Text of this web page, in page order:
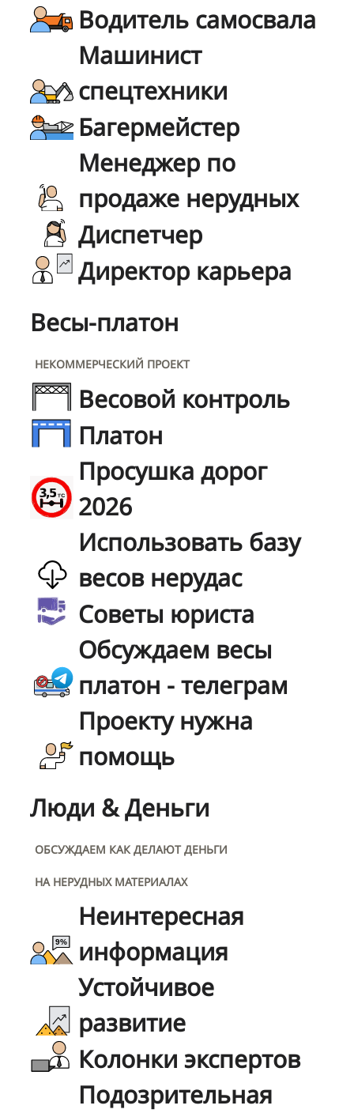
Водитель самосвала
Машинист
спецтехники
Багермейстер
Менеджер по
продаже нерудных
Диспетчер
Директор карьера
Весы-платон
НЕКОММЕРЧЕСКИЙ ПРОЕКТ
Весовой контроль
Платон
Просушка дорог
2026
Использовать базу
весов нерудас
Советы юриста
Обсуждаем весы
платон - телеграм
Проекту нужна
помощь
Люди & Деньги
ОБСУЖДАЕМ КАК ДЕЛАЮТ ДЕНЬГИ
НА НЕРУДНЫХ МАТЕРИАЛАХ
Неинтересная
информация
Устойчивое
развитие
Колонки экспертов
Подозрительная